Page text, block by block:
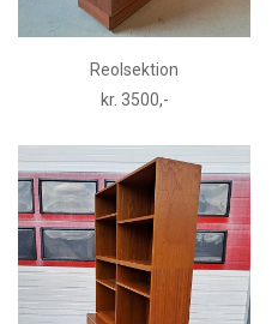
Reolsektion
kr. 3500,-